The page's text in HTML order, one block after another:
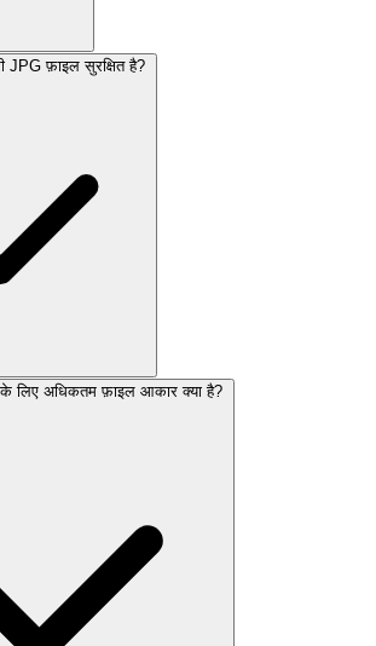
JPG फ़ाइल सुरक्षित है?
लिए अधिकतम फ़ाइल आकार क्या है?